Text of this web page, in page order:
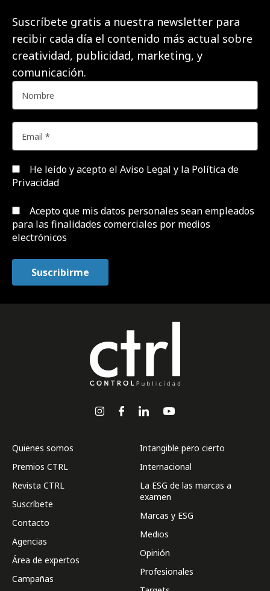
Suscríbete gratis a nuestra newsletter para
recibir cada día el contenido más actual sobre
creatividad, publicidad, marketing, y
comunicación.
He leído y acepto el Aviso Legal y la Política de
Privacidad
Acepto que mis datos personales sean empleados
para las finalidades comerciales por medios
electrónicos
Quienes somos
Premios CTRL
Revista CTRL
Suscríbete
Contacto
Agencias
Área de expertos
Campañas
Intangible pero cierto
Internacional
La ESG de las marcas a
examen
Marcas y ESG
Medios
Opinión
Profesionales